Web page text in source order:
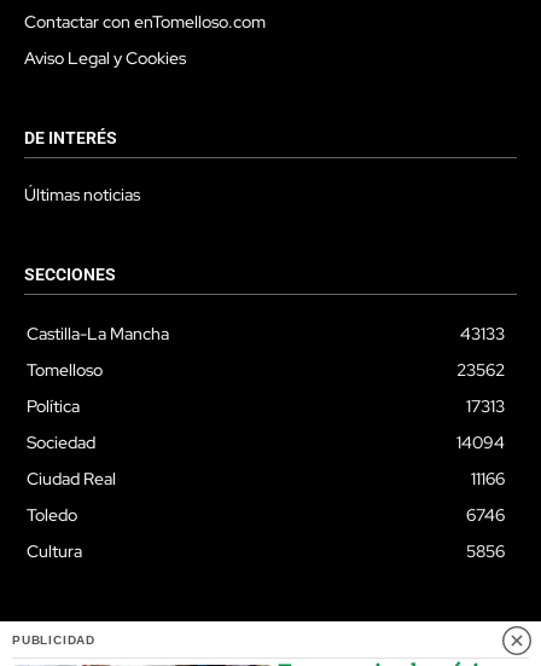
Contactar con enTomelloso.com
Aviso Legal y Cookies
DE INTERÉS
Últimas noticias
SECCIONES
Castilla-La Mancha
43133
Tomelloso
23562
Política
17313
Sociedad
14094
Ciudad Real
11166
Toledo
6746
Cultura
5856
© Quixoteus
PUBLICIDAD